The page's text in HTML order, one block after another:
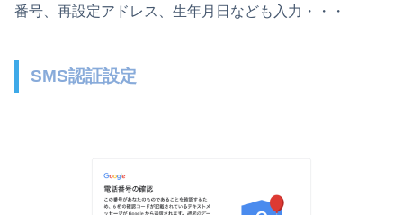
番号、再設定アドレス、生年月日なども入力・・・
SMS認証設定